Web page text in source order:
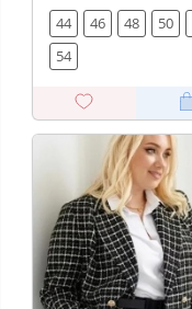
44
46 48 50
54